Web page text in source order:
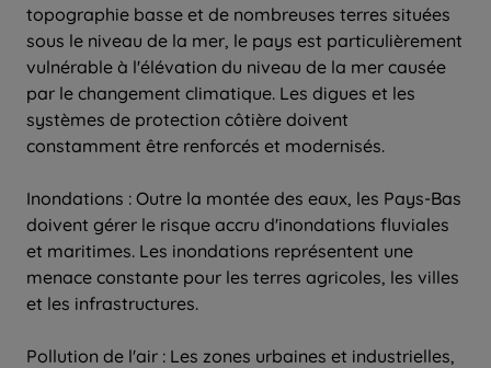
topographie basse et de nombreuses terres situées
sous le niveau de la mer, le pays est particulièrement
vulnérable à l'élévation du niveau de la mer causée
par le changement climatique. Les digues et les
systèmes de protection côtière doivent
constamment être renforcés et modernisés.
Inondations : Outre la montée des eaux, les Pays-Bas
doivent gérer le risque accru d'inondations fluviales
et maritimes. Les inondations représentent une
menace constante pour les terres agricoles, les villes
et les infrastructures.
Pollution de l'air : Les zones urbaines et industrielles,